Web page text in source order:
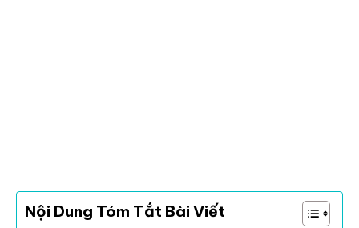
Nội Dung Tóm Tắt Bài Viết